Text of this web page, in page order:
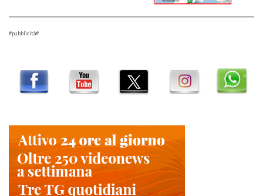
#pubblicità#